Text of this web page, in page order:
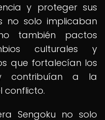
y proteger sus
no solo implicaban
también pactos
culturales y
que fortalecían los
contribuían a la
conflicto.
Sengoku no solo